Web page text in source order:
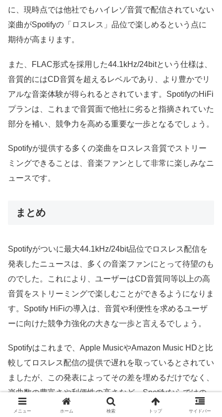
に、現時点では他社でもハイレゾ音質で配信されていない
楽曲がSpotifyの「ロスレス」品位で楽しめるという点に
期待が高まります。
また、FLAC形式を採用した44.1kHz/24bitという仕様は、
音質的にはCD音質を超えるレベルであり、より豊かでリ
アルな音楽体験が得られるとされています。SpotifyのHiFi
プランは、これまで音質面で他社に劣ると指摘されていた
部分を補い、競争力を高める重要な一歩となるでしょう。
Spotifyが提供する多くの楽曲をロスレス音質でストリー
ミングできることは、音楽ファンとして非常に楽しみなニ
ュースです。
まとめ
Spotifyがついに最大44.1kHz/24bit品位でロスレス配信を
発表したニュースは、多くの音楽ファンにとって待望のも
のでした。これにより、ユーザーはCD音質同等以上の高
音質をストリーミングで楽しむことができるようになりま
す。Spotify HiFiの導入は、音質や利便性を求めるユーザ
ーに向けた競争力強化の大きな一歩と言えるでしょう。
Spotifyはこれまで、Apple MusicやAmazon Music HDと比
較してロスレス配信の提供で遅れを取っているとされてい
ましたが、この発表によってその差を埋めるだけでなく、
楽曲数の豊富さや利便性の高さなど、Spotifyならではの
強みをさらに活かしたサービスを提供することが期待され
メニュー ホーム 検索 トップ サイドバー